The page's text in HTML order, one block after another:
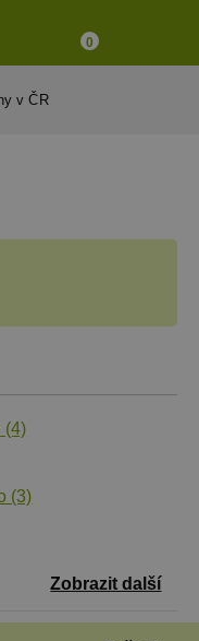
0
v ČR
(4)
(3)
Zobrazit další